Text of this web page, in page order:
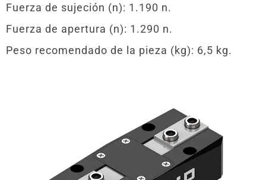
Fuerza de sujeción (n): 1.190 n.
Fuerza de apertura (n): 1.290 n.
Peso recomendado de la pieza (kg): 6,5 kg.